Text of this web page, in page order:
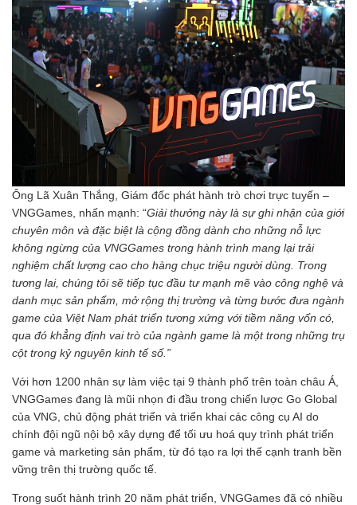
Ông Lã Xuân Thắng, Giám đốc phát hành trò chơi trực tuyến –
VNGGames, nhấn mạnh: “Giải thưởng này là sự ghi nhận của giới
chuyên môn và đặc biệt là cộng đồng dành cho những nỗ lực
không ngừng của VNGGames trong hành trình mang lại trải
nghiệm chất lượng cao cho hàng chục triệu người dùng. Trong
tương lai, chúng tôi sẽ tiếp tục đầu tư mạnh mẽ vào công nghệ và
danh mục sản phẩm, mở rộng thị trường và từng bước đưa ngành
game của Việt Nam phát triển tương xứng với tiềm năng vốn có,
qua đó khẳng định vai trò của ngành game là một trong những trụ
cột trong kỷ nguyên kinh tế số.”
Với hơn 1200 nhân sự làm việc tại 9 thành phố trên toàn châu Á,
VNGGames đang là mũi nhọn đi đầu trong chiến lược Go Global
của VNG, chủ động phát triển và triển khai các công cụ AI do
chính đội ngũ nội bộ xây dựng để tối ưu hoá quy trình phát triển
game và marketing sản phẩm, từ đó tạo ra lợi thế cạnh tranh bền
vững trên thị trường quốc tế.
Trong suốt hành trình 20 năm phát triển, VNGGames đã có nhiều